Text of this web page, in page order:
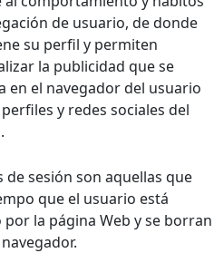
de usuario, de donde
su perfil y permiten
la publicidad que se
en el navegador del usuario
y redes sociales del
de sesión son aquellas que
que el usuario está
por la página Web y se borran